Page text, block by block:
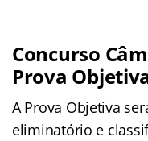
Concurso
Prova
A Prova Objetiva
eliminatório e